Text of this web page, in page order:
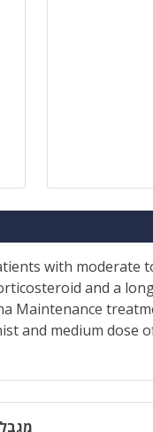
with moderate
and a
Maintenance
and medium dose